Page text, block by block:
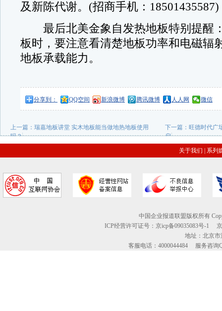
及新陈代谢。(招商手机：18501435587)
最后北美金象自发热地板特别提醒
板时，要注意看清楚地板功率和电磁辐
地板承载能力。
分享到： QQ空间 新浪微博 腾讯微博 人人网 微信
上一篇： 瑞嘉地板讲堂 实木地板能当做地热地板使用
吗？
下一篇： 旺德时代广
启
关于我们 系列
中国企业报道联盟版权所有
ICP经营许可证号：京icp备09035083号-1
地址：北京市
客服电话：4000044484 服务咨询